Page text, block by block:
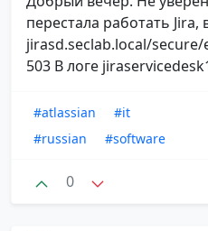
перестала работать
jirasd.seclab.local/secure/
503 В логе
#atlassian
#it
#russian
#software
0